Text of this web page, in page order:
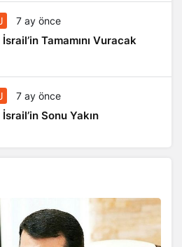
7 ay önce
Tamamını Vuracak
7 ay önce
Sonu Yakın